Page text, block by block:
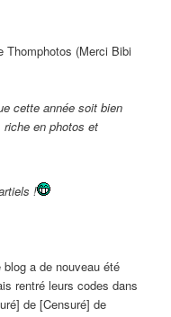
Thomphotos (Merci Bibi
cette année soit bien
en photos et
!
a de nouveau été
rentré leurs codes dans
de [Censuré] de